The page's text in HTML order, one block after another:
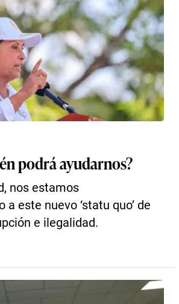
podrá ayudarnos?
nos estamos
a este nuevo ‘statu quo’ de
e ilegalidad.